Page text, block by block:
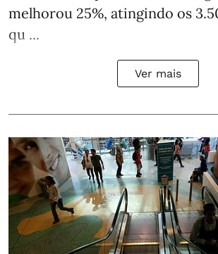
melhorou 25%, atingindo os
qu ...
Ver mais